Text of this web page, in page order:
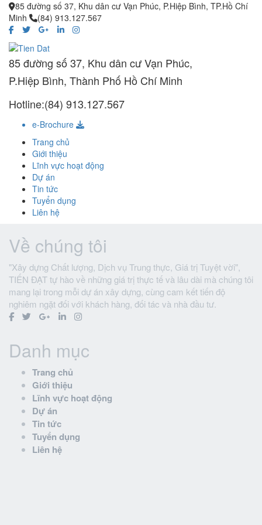
85 đường số 37, Khu dân cư Vạn Phúc, P.Hiệp Bình, TP.Hồ Chí
Minh
(84) 913.127.567
85 đường số 37, Khu dân cư Vạn Phúc,
P.Hiệp Bình, Thành Phố Hồ Chí Minh
Hotline:(84) 913.127.567
e-Brochure
Trang chủ
Giới thiệu
Lĩnh vực hoạt động
Dự án
Tin tức
Tuyển dụng
Liên hệ
Về chúng tôi
"Xây dựng Chất lượng, Dịch vụ Trung thực, Giá trị Tuyệt vời",
TIẾN ĐẠT tự hào về những giá trị thực tế và lâu dài mà chúng tôi
mang lại trong mỗi dự án xây dựng, cùng cam kết tiến độ
nghiêm ngặt đối với khách hàng, đối tác và nhà đầu tư.
Danh mục
Trang chủ
Giới thiệu
Lĩnh vực hoạt động
Dự án
Tin tức
Tuyển dụng
Liên hệ